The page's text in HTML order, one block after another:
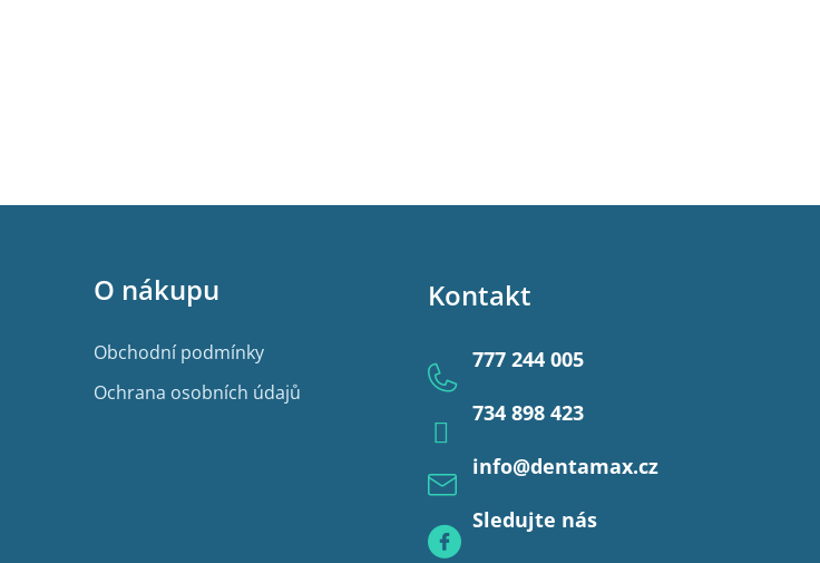
O nákupu
Obchodní podmínky
Ochrana osobních údajů
Kontakt
info@dentamax.cz
777 244 005
734 898 423
Sledujte nás